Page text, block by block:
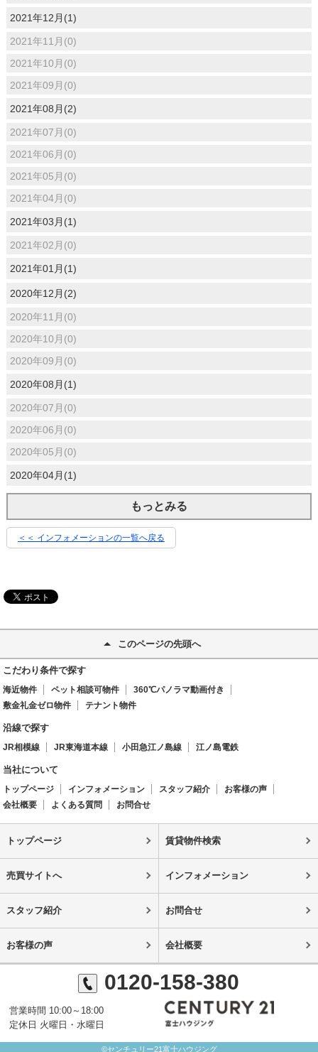
2021年12月(1)
2021年11月(0)
2021年10月(0)
2021年09月(0)
2021年08月(2)
2021年07月(0)
2021年06月(0)
2021年05月(0)
2021年04月(0)
2021年03月(1)
2021年02月(0)
2021年01月(1)
2020年12月(2)
2020年11月(0)
2020年10月(0)
2020年09月(0)
2020年08月(1)
2020年07月(0)
2020年06月(0)
2020年05月(0)
2020年04月(1)
もっとみる
＜＜ インフォメーションの一覧へ戻る
このページの先頭へ
こだわり条件で探す
海近物件 ペット相談可物件
360℃パノラマ動画付き
敷金礼金ゼロ物件
テナント物件
沿線で探す
JR相模線 JR東海道本線 小田急江ノ島線 江ノ島電鉄
当社について
トップページ インフォメーション スタッフ紹介
お客様の声
会社概要
よくある質問 お問合せ
トップページ 賃貸物件検索
売買サイトへ インフォメーション
スタッフ紹介 お問合せ
お客様の声 会社概要
0120-158-380
営業時間 10:00～18:00
定休日 火曜日・水曜日
©センチュリー21富士ハウジング